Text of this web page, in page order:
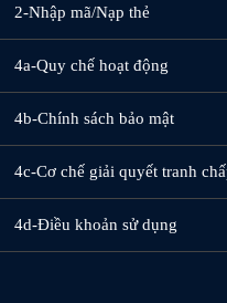
2-Nhập mã/Nạp thẻ
4a-Quy chế hoạt động
4b-Chính sách bảo mật
4c-Cơ chế giải quyết tranh
4d-Điều khoản sử dụng